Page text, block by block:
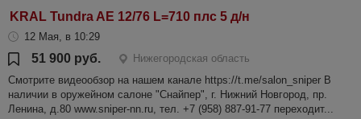
KRAL Tundra AE 12/76 L=710 плс 5 д/н
12 Мая, в 10:29
51 900 руб.
Нижегородская область
Смотрите видеообзор на нашем канале https://t.me/salon_sniper В
наличии в оружейном салоне "Снайпер", г. Нижний Новгород, пр.
Ленина, д.80 www.sniper-nn.ru, тел. +7 (958) 887-91-77 переходит...